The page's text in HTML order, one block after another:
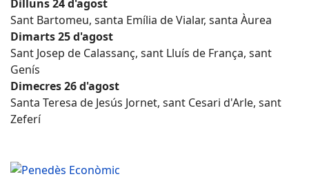
Dilluns 24 d'agost
Sant Bartomeu, santa Emília de Vialar, santa Àurea
Dimarts 25 d'agost
Sant Josep de Calassanç, sant Lluís de França, sant
Genís
Dimecres 26 d'agost
Santa Teresa de Jesús Jornet, sant Cesari d'Arle, sant
Zeferí